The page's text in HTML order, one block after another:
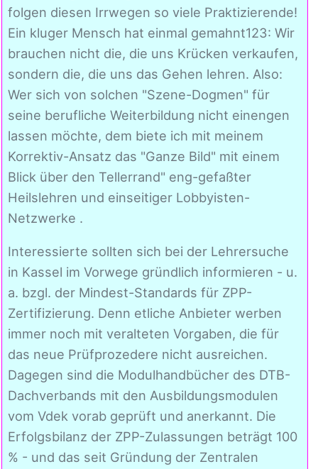
folgen diesen Irrwegen so viele Praktizierende!
Ein kluger Mensch hat einmal gemahnt123: Wir
brauchen nicht die, die uns Krücken verkaufen,
sondern die, die uns das Gehen lehren. Also:
Wer sich von solchen "Szene-Dogmen" für
seine berufliche Weiterbildung nicht einengen
lassen möchte, dem biete ich mit meinem
Korrektiv-Ansatz das "Ganze Bild" mit einem
Blick über den Tellerrand" eng-gefaßter
Heilslehren und einseitiger Lobbyisten-
Netzwerke .
Interessierte sollten sich bei der Lehrersuche
in Kassel im Vorwege gründlich informieren - u.
a. bzgl. der Mindest-Standards für ZPP-
Zertifizierung. Denn etliche Anbieter werben
immer noch mit veralteten Vorgaben, die für
das neue Prüfprozedere nicht ausreichen.
Dagegen sind die Modulhandbücher des DTB-
Dachverbands mit den Ausbildungsmodulen
vom Vdek vorab geprüft und anerkannt. Die
Erfolgsbilanz der ZPP-Zulassungen beträgt 100
% - und das seit Gründung der Zentralen